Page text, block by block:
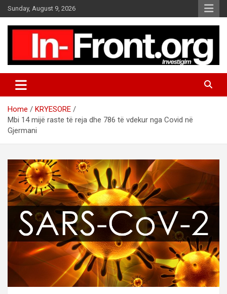
k
Sunday, August 9, 2026
Home
KRYESORE
Mbi 14 mijë raste të reja dhe 786 të vdekur nga Covid në
Gjermani